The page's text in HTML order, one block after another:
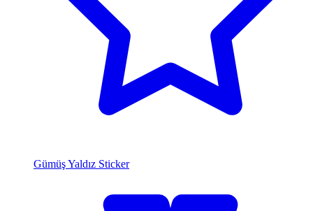
Gümüş Yaldız Sticker